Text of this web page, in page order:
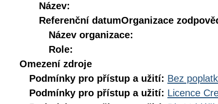
Název:
Referenční datumOrganizace
Název organizace:
Role:
Omezení zdroje
Podmínky pro přístup a užití: Bez
Podmínky pro přístup a užití: Licence